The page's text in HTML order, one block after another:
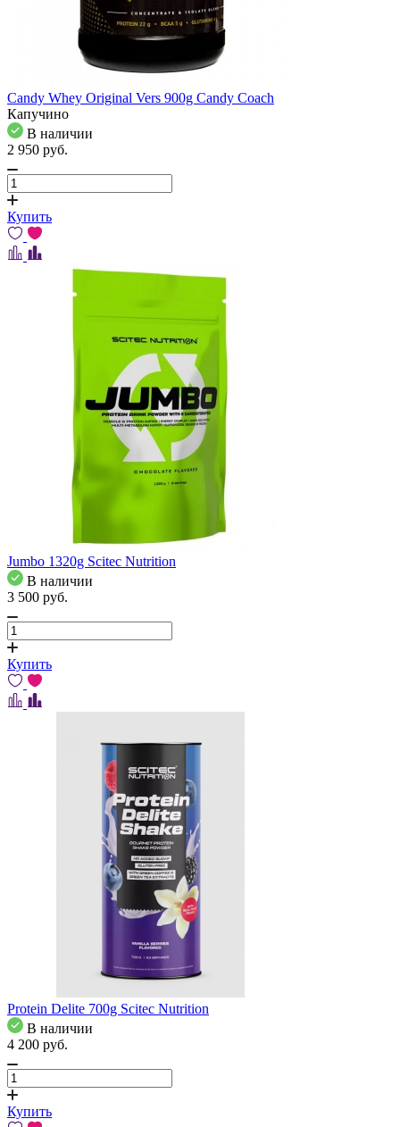
Candy Whey Original Vers 900g Candy Coach
Капучино
В наличии
2 950 pуб.
Купить
Jumbo 1320g Scitec Nutrition
В наличии
3 500 pуб.
Купить
Protein Delite 700g Scitec Nutrition
В наличии
4 200 pуб.
Купить